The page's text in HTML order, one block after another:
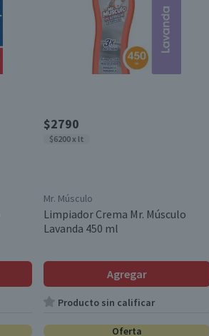
$2790
$6200 x lt
Mr. Músculo
Limpiador Crema Mr. Músculo
Lavanda 450 ml
Agregar
Producto sin calificar
Oferta